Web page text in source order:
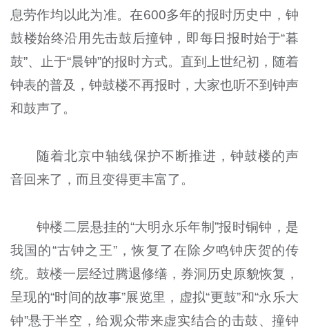
息劳作均以此为准。在600多年的报时历史中，钟
鼓楼始终沿用先击鼓后撞钟，即每日报时始于“暮
鼓”、止于“晨钟”的报时方式。直到上世纪初，随着
钟表的普及，钟鼓楼不再报时，大家也听不到钟声
和鼓声了。
随着北京中轴线保护不断推进，钟鼓楼的声
音回来了，而且变得更丰富了。
钟楼二层悬挂的“大明永乐年制”报时铜钟，是
我国的“古钟之王”，恢复了在除夕鸣钟庆贺的传
统。鼓楼一层经过腾退修缮，券洞历史原貌恢复，
呈现的“时间的故事”展览里，虚拟“更鼓”和“永乐大
钟”悬于半空，给观众带来虚实结合的击鼓、撞钟